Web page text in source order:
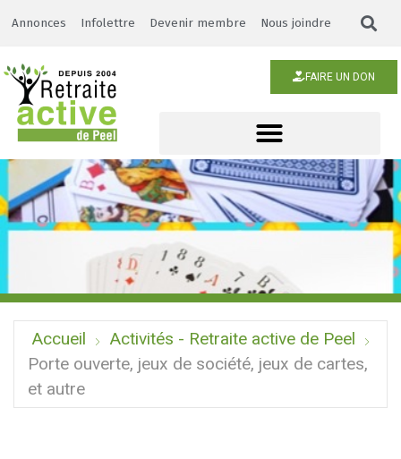
Annonces Infolettre Devenir membre Nous joindre
FAIRE UN DON
Accueil
Activités - Retraite active de Peel
Porte ouverte, jeux de société, jeux de cartes,
et autre